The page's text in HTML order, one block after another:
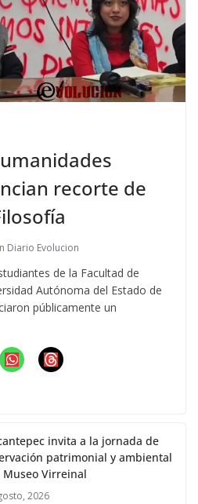
recorte de
Diario Evolucion
de la Facultad de
Autónoma del Estado de
públicamente un
invita a la jornada de
patrimonial y ambiental
Museo Virreinal
2026